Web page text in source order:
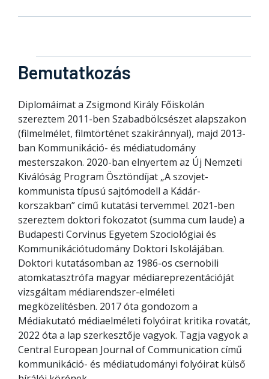
Bemutatkozás
Diplomáimat a Zsigmond Király Főiskolán
szereztem 2011-ben Szabadbölcsészet alapszakon
(filmelmélet, filmtörténet szakiránnyal), majd 2013-
ban Kommunikáció- és médiatudomány
mesterszakon. 2020-ban elnyertem az Új Nemzeti
Kiválóság Program Ösztöndíjat „A szovjet-
kommunista típusú sajtómodell a Kádár-
korszakban” című kutatási tervemmel. 2021-ben
szereztem doktori fokozatot (summa cum laude) a
Budapesti Corvinus Egyetem Szociológiai és
Kommunikációtudomány Doktori Iskolájában.
Doktori kutatásomban az 1986-os csernobili
atomkatasztrófa magyar médiareprezentációját
vizsgáltam médiarendszer-elméleti
megközelítésben. 2017 óta gondozom a
Médiakutató médiaelméleti folyóirat kritika rovatát,
2022 óta a lap szerkesztője vagyok. Tagja vagyok a
Central European Journal of Communication című
kommunikáció- és médiatudományi folyóirat külső